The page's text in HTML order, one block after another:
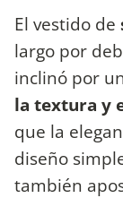
El vestido de
largo por
inclinó por
la textura y
que la
diseño
también